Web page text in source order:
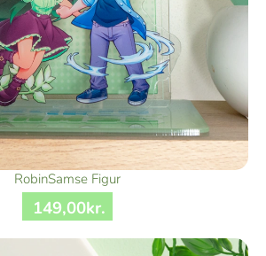
RobinSamse Figur
149,00kr.